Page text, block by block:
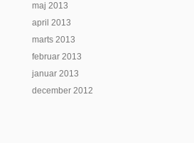
maj 2013
april 2013
marts 2013
februar 2013
januar 2013
december 2012